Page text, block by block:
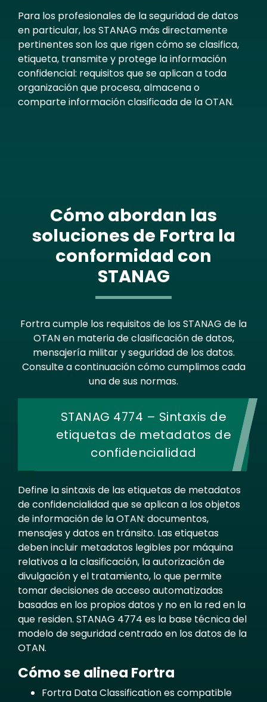
Para los profesionales de la seguridad de datos
en particular, los STANAG más directamente
pertinentes son los que rigen cómo se clasifica,
etiqueta, transmite y protege la información
confidencial: requisitos que se aplican a toda
organización que procesa, almacena o
comparte información clasificada de la OTAN.
Cómo abordan las
soluciones de Fortra la
conformidad con
STANAG
Fortra cumple los requisitos de los STANAG de la
OTAN en materia de clasificación de datos,
mensajería militar y seguridad de los datos.
Consulte a continuación cómo cumplimos cada
una de sus normas.
STANAG 4774 – Sintaxis de
etiquetas de metadatos de
confidencialidad
Define la sintaxis de las etiquetas de metadatos
de confidencialidad que se aplican a los objetos
de información de la OTAN: documentos,
mensajes y datos en tránsito. Las etiquetas
deben incluir metadatos legibles por máquina
relativos a la clasificación, la autorización de
divulgación y el tratamiento, lo que permite
tomar decisiones de acceso automatizadas
basadas en los propios datos y no en la red en la
que residen. STANAG 4774 es la base técnica del
modelo de seguridad centrado en los datos de la
OTAN.
Cómo se alinea Fortra
Fortra Data Classification es compatible